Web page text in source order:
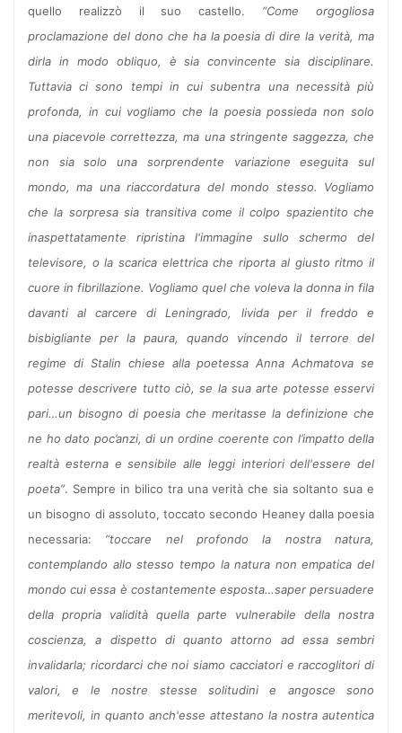
quello realizzò il suo castello. “Come orgogliosa
proclamazione del dono che ha la poesia di dire la verità, ma
dirla in modo obliquo, è sia convincente sia disciplinare.
Tuttavia ci sono tempi in cui subentra una necessità più
profonda, in cui vogliamo che la poesia possieda non solo
una piacevole correttezza, ma una stringente saggezza, che
non sia solo una sorprendente variazione eseguita sul
mondo, ma una riaccordatura del mondo stesso. Vogliamo
che la sorpresa sia transitiva come il colpo spazientito che
inaspettatamente ripristina l'immagine sullo schermo del
televisore, o la scarica elettrica che riporta al giusto ritmo il
cuore in fibrillazione. Vogliamo quel che voleva la donna in fila
davanti al carcere di Leningrado, livida per il freddo e
bisbigliante per la paura, quando vincendo il terrore del
regime di Stalin chiese alla poetessa Anna Achmatova se
potesse descrivere tutto ciò, se la sua arte potesse esservi
pari…un bisogno di poesia che meritasse la definizione che
ne ho dato poc’anzi, di un ordine coerente con l’impatto della
realtà esterna e sensibile alle leggi interiori dell'essere del
poeta”. Sempre in bilico tra una verità che sia soltanto sua e
un bisogno di assoluto, toccato secondo Heaney dalla poesia
necessaria: “toccare nel profondo la nostra natura,
contemplando allo stesso tempo la natura non empatica del
mondo cui essa è costantemente esposta…saper persuadere
della propria validità quella parte vulnerabile della nostra
coscienza, a dispetto di quanto attorno ad essa sembri
invalidarla; ricordarci che noi siamo cacciatori e raccoglitori di
valori, e le nostre stesse solitudini e angosce sono
meritevoli, in quanto anch'esse attestano la nostra autentica